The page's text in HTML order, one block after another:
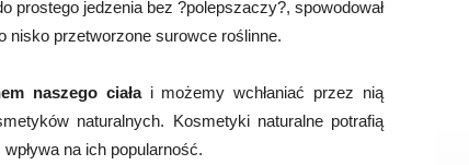
prostego jedzenia bez ?polepszaczy?, spowodował
nisko przetworzone surowce roślinne.
naszego ciałai możemy wchłaniać przez nią
naturalnych. Kosmetyki naturalne potrafią
na ich popularność.